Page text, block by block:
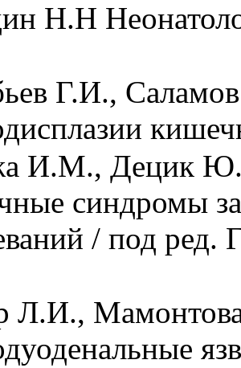
Н.Н
Г.И.,
И.М., Децик
синдромы
/ под
Л.И.,